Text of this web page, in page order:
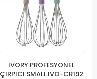
IVORY PROFESYONEL
ÇIRPICI SMALL IVO-CR192